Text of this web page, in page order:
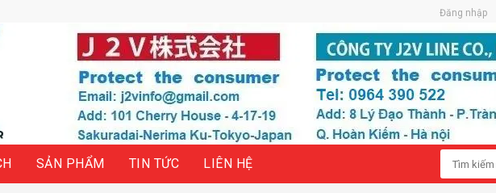
Đăng nhập
SẢN PHẨM TIN TỨC LIÊN HỆ